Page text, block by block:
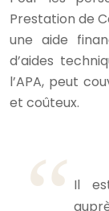
Prestation de
une aide
d’aides
l’APA, peut
et coûteux.
Il